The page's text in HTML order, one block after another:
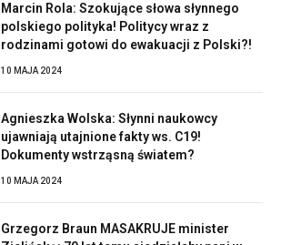
Marcin Rola: Szokujące słowa słynnego
polskiego polityka! Politycy wraz z
rodzinami gotowi do ewakuacji z Polski?!
10 MAJA 2024
Agnieszka Wolska: Słynni naukowcy
ujawniają utajnione fakty ws. C19!
Dokumenty wstrząsną światem?
10 MAJA 2024
Grzegorz Braun MASAKRUJE minister